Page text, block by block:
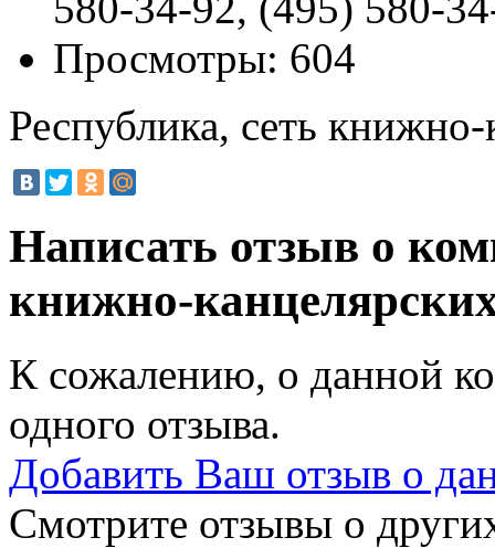
Просмотры: 604
Республика, сеть
Написать отзыв о
книжно-
К сожалению, о данной
одного отзыва.
Добавить Ваш отзыв о
Смотрите отзывы о